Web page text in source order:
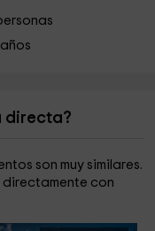
directa?
son muy similares.
con